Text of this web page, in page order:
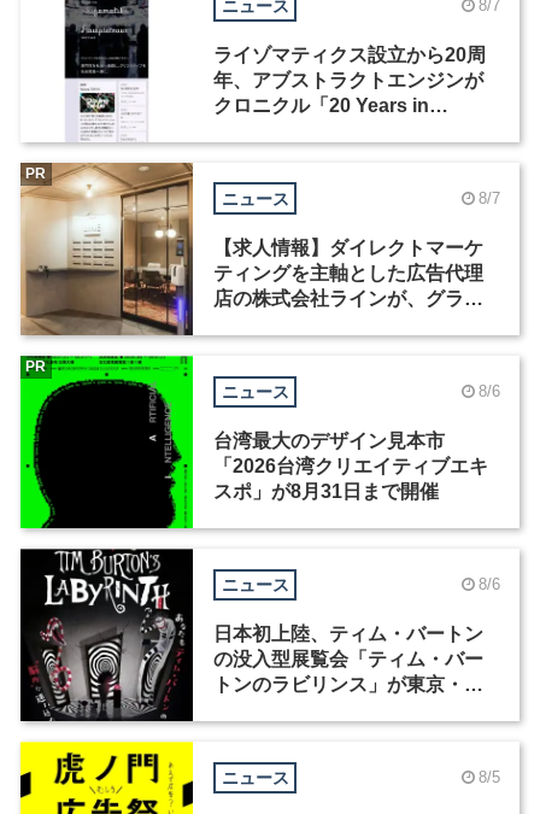
ニュース 8/7
ライゾマティクス設立から20周
年、アブストラクトエンジンが
クロニクル「20 Years in
ニュース 8/7
【求人情報】ダイレクトマーケ
ティングを主軸とした広告代理
店の株式会社ラインが、グラフ
PR
ニュース 8/6
台湾最大のデザイン見本市
「2026台湾クリエイティブエキ
スポ」が8月31日まで開催
PR
ニュース 8/6
日本初上陸、ティム・バートン
の没入型展覧会「ティム・バー
トンのラビリンス」が東京・豊
ニュース 8/5